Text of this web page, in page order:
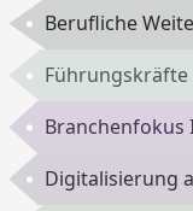
Berufliche
Digitalisierung